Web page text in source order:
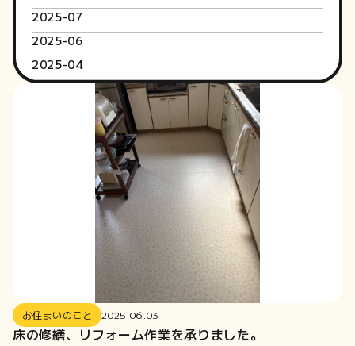
2025-07
2025-06
2025-04
2024-06
2021-12
2021-11
お住まいのこと 2025.06.03
床の修繕、リフォーム作業を承りました。